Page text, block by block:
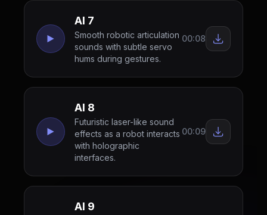
AI 7
Smooth robotic articulation
sounds with subtle servo
hums during gestures.
00:08
AI 8
Futuristic laser-like sound
effects as a robot interacts
with holographic
interfaces.
00:09
AI 9